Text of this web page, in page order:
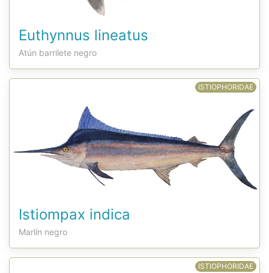
Euthynnus lineatus
Atún barrilete negro
ISTIOPHORIDAE
Istiompax indica
Marlín negro
ISTIOPHORIDAE